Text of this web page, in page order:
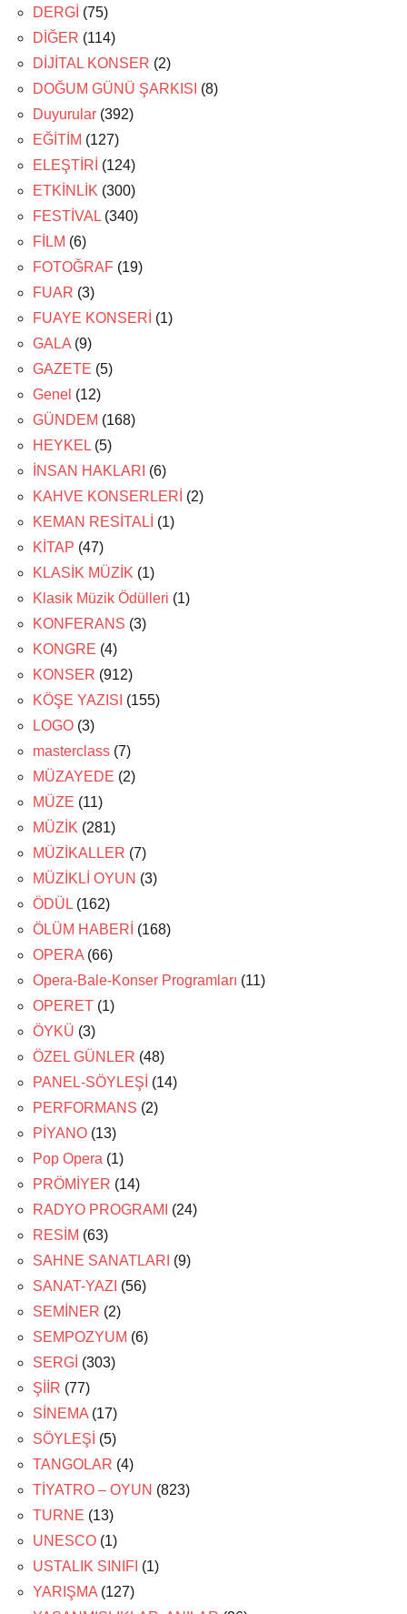
DERGİ (75)
DİĞER (114)
DİJİTAL KONSER (2)
DOĞUM GÜNÜ ŞARKISI (8)
Duyurular (392)
EĞİTİM (127)
ELEŞTİRİ (124)
ETKİNLİK (300)
FESTİVAL (340)
FİLM (6)
FOTOĞRAF (19)
FUAR (3)
FUAYE KONSERİ (1)
GALA (9)
GAZETE (5)
Genel (12)
GÜNDEM (168)
HEYKEL (5)
İNSAN HAKLARI (6)
KAHVE KONSERLERİ (2)
KEMAN RESİTALİ (1)
KİTAP (47)
KLASİK MÜZİK (1)
Klasik Müzik Ödülleri (1)
KONFERANS (3)
KONGRE (4)
KONSER (912)
KÖŞE YAZISI (155)
LOGO (3)
masterclass (7)
MÜZAYEDE (2)
MÜZE (11)
MÜZİK (281)
MÜZİKALLER (7)
MÜZİKLİ OYUN (3)
ÖDÜL (162)
ÖLÜM HABERİ (168)
OPERA (66)
Opera-Bale-Konser Programları (11)
OPERET (1)
ÖYKÜ (3)
ÖZEL GÜNLER (48)
PANEL-SÖYLEŞİ (14)
PERFORMANS (2)
PİYANO (13)
Pop Opera (1)
PRÖMİYER (14)
RADYO PROGRAMI
(24)
RESİM (63)
SAHNE SANATLARI (9)
SANAT-YAZI (56)
SEMİNER (2)
SEMPOZYUM (6)
SERGİ (303)
ŞİİR (77)
SİNEMA (17)
SÖYLEŞİ (5)
TANGOLAR (4)
TİYATRO – OYUN (823)
TURNE (13)
UNESCO (1)
USTALIK SINIFI (1)
YARIŞMA (127)